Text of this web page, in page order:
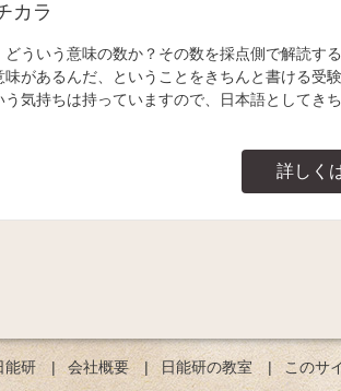
カラ
ういう意味の数か？その数を採点側で解読す
があるんだ、ということをきちんと書ける受
気持ちは持っていますので、日本語としてき
詳しく
能研 会社概要 日能研の教室 このサ